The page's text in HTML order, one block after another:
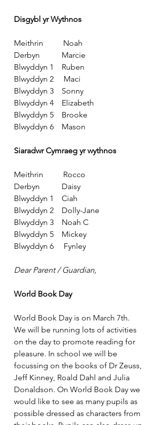
Disgybl yr Wythnos
Meithrin Noah
Derbyn Marcie
Blwyddyn 1
Ruben
Blwyddyn 2 Maci
Blwyddyn 3 Sonny
Blwyddyn 4 Elizabeth
Blwyddyn 5 Brooke
Blwyddyn 6 Mason
Siaradwr Cymraeg yr wythnos
Meithrin Rocco
Derbyn Daisy
Blwyddyn 1
Ciah
Blwyddyn 2 Dolly-Jane
Blwyddyn 3 Noah C
Blwyddyn 5 Mickey
Blwyddyn 6 Fynley
Dear Parent / Guardian,
World Book Day
World Book Day is on March 7th.
We will be running lots of activities
on the day to promote reading for
pleasure. In school we will be
focussing on the books of Dr Zeuss,
Jeff Kinney, Roald Dahl and Julia
Donaldson. On World Book Day we
would like to see as many pupils as
possible dressed as characters from